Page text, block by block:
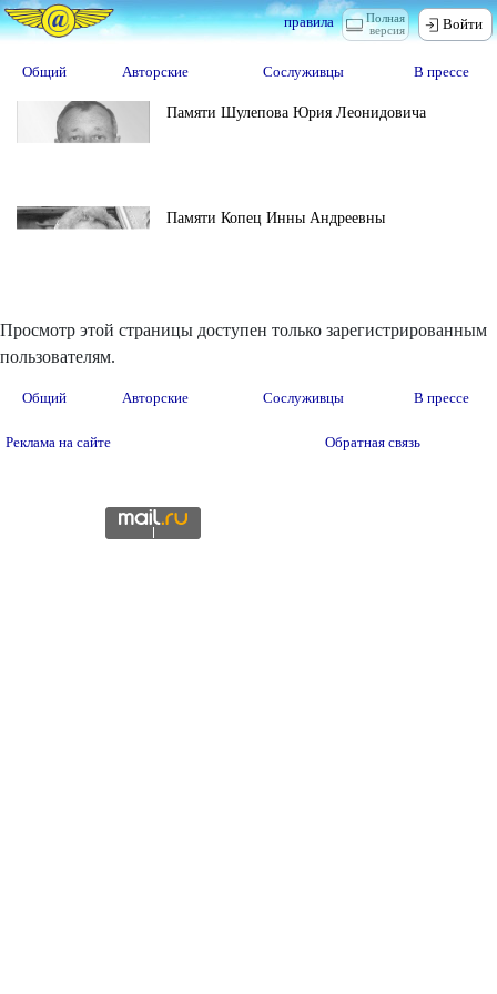
Полная
версия
правила Войти
Общий Авторские Сослуживцы В прессе
Памяти Шулепова Юрия Леонидовича
Памяти Копец Инны Андреевны
Просмотр этой страницы доступен только зарегистрированным
пользователям.
Общий Авторские Сослуживцы В прессе
Реклама на сайте Обратная связь